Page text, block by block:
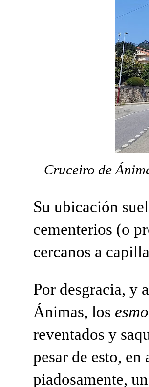
Cruceiro de
Su ubicación
cementerios (o
cercanos a
Por desgracia, y
Ánimas, los
reventados y
pesar de esto,
piadosamente,